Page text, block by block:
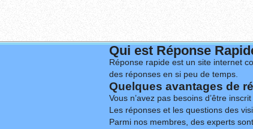
Qui est Réponse
Réponse rapide est un site internet
des réponses en si peu de temps.
Quelques avantages de
Vous n’avez pas besoins d’être
Les réponses et les questions des
Parmi nos membres, des experts